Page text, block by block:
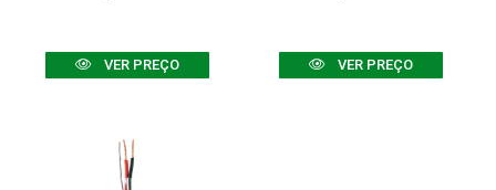
VER PREÇO VER PREÇO